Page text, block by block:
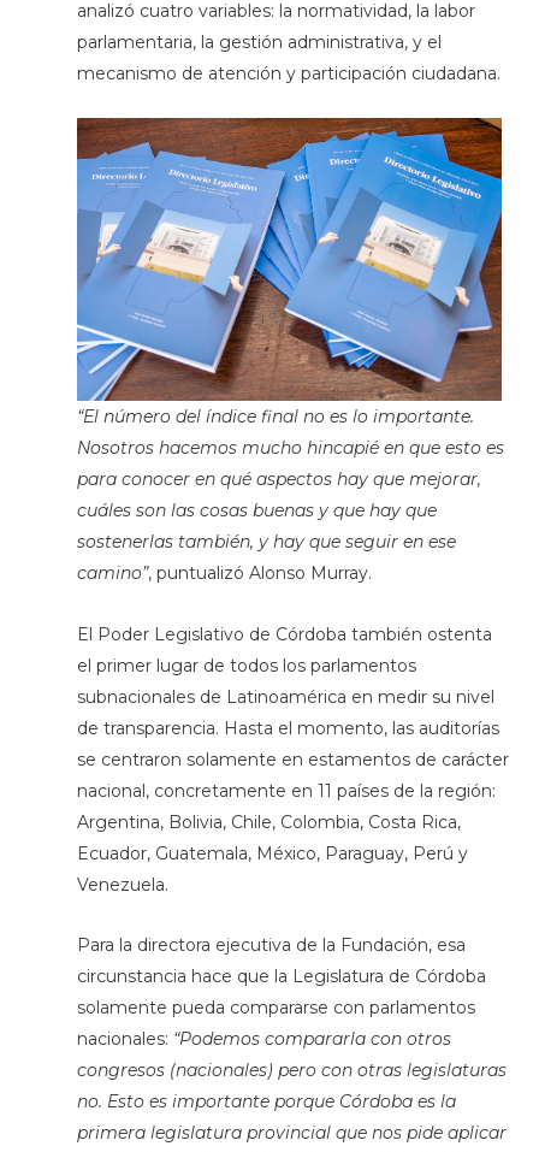
analizó cuatro variables: la normatividad, la labor
parlamentaria, la gestión administrativa, y el
mecanismo de atención y participación ciudadana.
“El número del índice final no es lo importante.
Nosotros hacemos mucho hincapié en que esto es
para conocer en qué aspectos hay que mejorar,
cuáles son las cosas buenas y que hay que
sostenerlas también, y hay que seguir en ese
camino”, puntualizó Alonso Murray.
El Poder Legislativo de Córdoba también ostenta
el primer lugar de todos los parlamentos
subnacionales de Latinoamérica en medir su nivel
de transparencia. Hasta el momento, las auditorías
se centraron solamente en estamentos de carácter
nacional, concretamente en 11 países de la región:
Argentina, Bolivia, Chile, Colombia, Costa Rica,
Ecuador, Guatemala, México, Paraguay, Perú y
Venezuela.
Para la directora ejecutiva de la Fundación, esa
circunstancia hace que la Legislatura de Córdoba
solamente pueda compararse con parlamentos
nacionales: “Podemos compararla con otros
congresos (nacionales) pero con otras legislaturas
no. Esto es importante porque Córdoba es la
primera legislatura provincial que nos pide aplicar